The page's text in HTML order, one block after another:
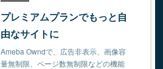
プレミアムプランでもっと自
由なサイトに
Ameba Owndで、広告非表示、画像容
量無制限、ページ数無制限などの機能